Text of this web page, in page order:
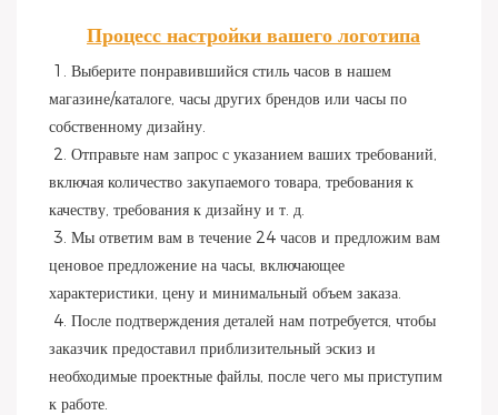
Процесс настройки вашего логотипа
1. Выберите понравившийся стиль часов в нашем
магазине/каталоге, часы других брендов или часы по
собственному дизайну.
включая количество закупаемого товара, требования к
качеству, требования к дизайну и т. д.
ценовое предложение на часы, включающее
характеристики, цену и минимальный объем заказа.
заказчик предоставил приблизительный эскиз и
необходимые проектные файлы, после чего мы приступим
к работе.